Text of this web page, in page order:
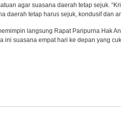
agar suasana daerah tetap sejuk.
daerah tetap harus sejuk, kondusif dan
langsung Rapat Paripurna Hak
ini suasana empat hari ke depan yang